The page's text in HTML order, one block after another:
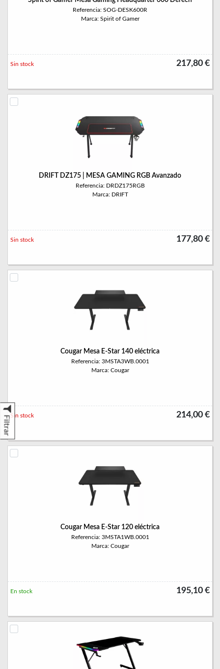
Filtrar
Referencia: SOG-DESK600R
Marca: Spirit of Gamer
217,80 €
Sin stock
DRIFT DZ175 | MESA GAMING RGB Avanzado
Referencia: DRDZ175RGB
Marca: DRIFT
177,80 €
Sin stock
Cougar Mesa E-Star 140 eléctrica
Referencia: 3MSTA3WB.0001
Marca: Cougar
214,00 €
Sin stock
Cougar Mesa E-Star 120 eléctrica
Referencia: 3MSTA1WB.0001
Marca: Cougar
195,10 €
En stock